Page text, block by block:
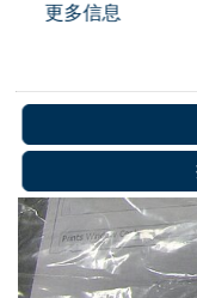
更多信息